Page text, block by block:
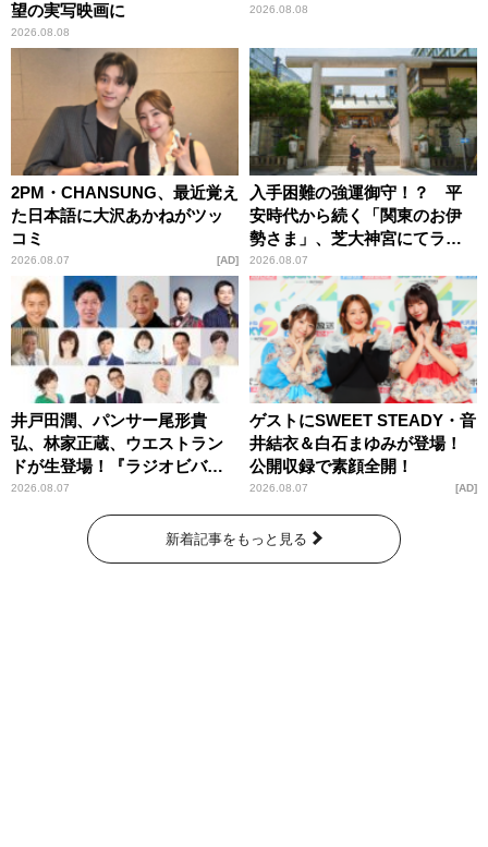
望の実写映画に
2026.08.08
2026.08.08
2PM・CHANSUNG、最近覚え
た日本語に大沢あかねがツッ
コミ
2026.08.07 AD
入手困難の強運御守！？ 平
安時代から続く「関東のお伊
勢さま」、芝大神宮にてラン
パンプスが合格祈願！
2026.08.07
井戸田潤、パンサー尾形貴
弘、林家正蔵、ウエストラン
ドが生登場！『ラジオビバリ
ー昼ズ』
2026.08.07
ゲストにSWEET STEADY・音
井結衣＆白石まゆみが登場！
公開収録で素顔全開！
2026.08.07 AD
新着記事をもっと見る